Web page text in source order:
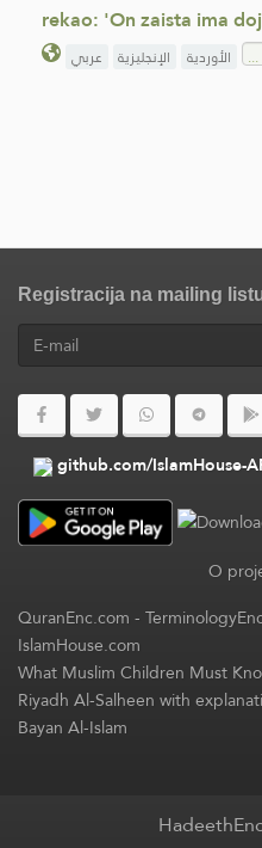
rekao: 'On zaista ima
عربي الإنجليزية الأوردية
Registracija na mailing
github.com/IslamHouse-
O
QuranEnc.com-
IslamHouse.com
What Muslim Children Must
Riyadh Al-Salheen with
Bayan Al-Islam